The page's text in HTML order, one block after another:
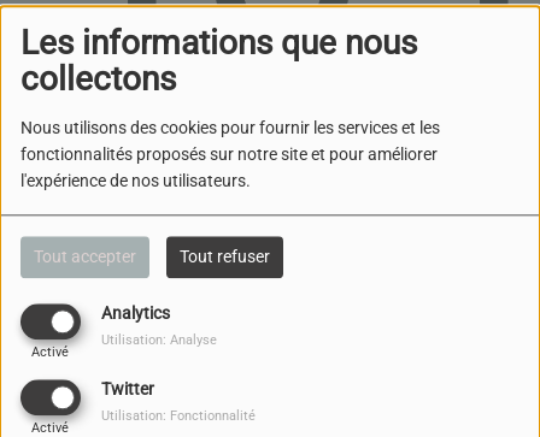
Les informations que nous
collectons
Nous utilisons des cookies pour fournir les services et les
fonctionnalités proposés sur notre site et pour améliorer
l'expérience de nos utilisateurs.
Tout accepter Tout refuser
Analytics
Activé
Utilisation: Analyse
Twitter
Activé
Utilisation: Fonctionnalité
Oups, vous avez
rencontré une erreur.
Il semble que la page que vous recherchez n’existe